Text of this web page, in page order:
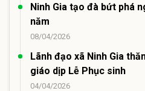
Ninh Gia tạo đà bứt phá
năm
08/04/2026
Lãnh đạo xã Ninh Gia
giáo dịp Lễ Phục sinh
04/04/2026